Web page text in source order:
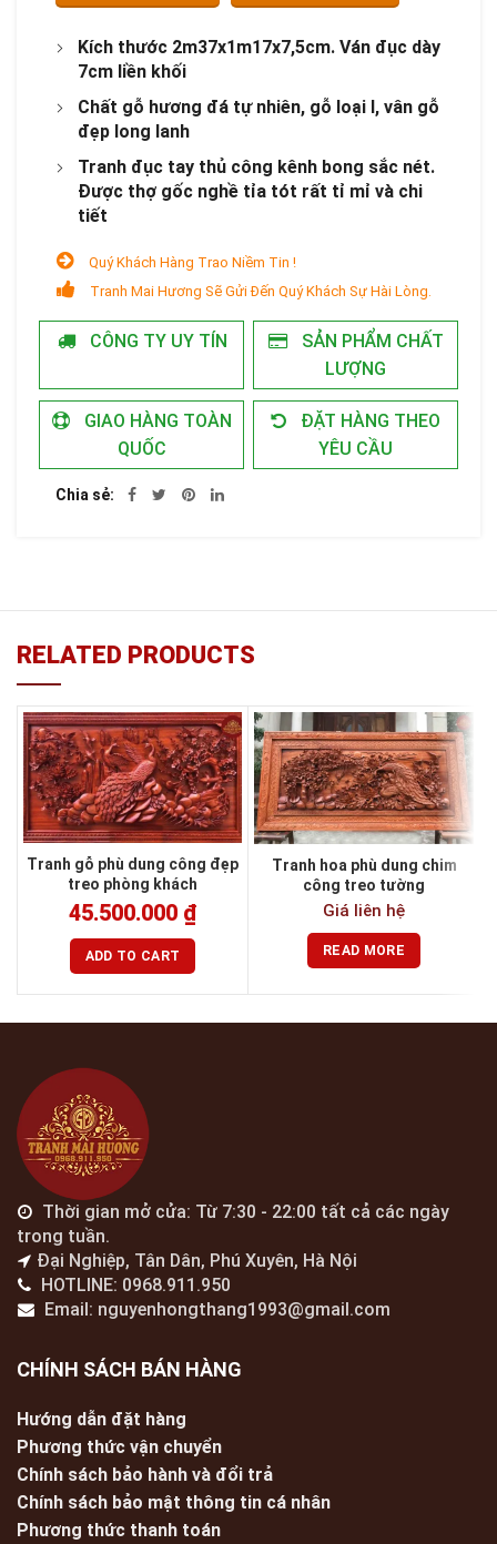
Kích thước 2m37x1m17x7,5cm. Ván đục dày
7cm liền khối
Chất gỗ hương đá tự nhiên, gỗ loại I, vân gỗ
đẹp long lanh
Tranh đục tay thủ công kênh bong sắc nét.
Được thợ gốc nghề tỉa tót rất tỉ mỉ và chi
tiết
Quý Khách Hàng Trao Niềm Tin !
Tranh Mai Hương Sẽ Gửi Đến Quý Khách Sự Hài Lòng.
CÔNG TY UY TÍN
SẢN PHẨM CHẤT
LƯỢNG
GIAO HÀNG TOÀN
QUỐC
ĐẶT HÀNG THEO
YÊU CẦU
Chia sẻ
RELATED PRODUCTS
Tranh gỗ phù dung công đẹp
treo phòng khách
45.500.000 ₫
ADD TO CART
Tranh hoa phù dung chim
công treo tường
Giá liên hệ
READ MORE
Thời gian mở cửa: Từ 7:30 - 22:00 tất cả các ngày
trong tuần.
Đại Nghiệp, Tân Dân, Phú Xuyên, Hà Nội
HOTLINE: 0968.911.950
Email: nguyenhongthang1993@gmail.com
CHÍNH SÁCH BÁN HÀNG
Hướng dẫn đặt hàng
Phương thức vận chuyển
Chính sách bảo hành và đổi trả
Chính sách bảo mật thông tin cá nhân
Phương thức thanh toán